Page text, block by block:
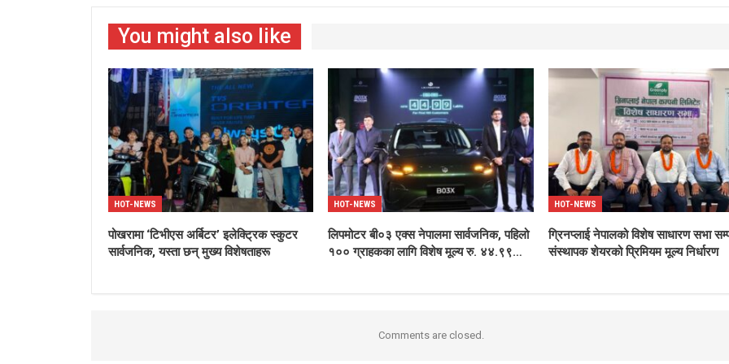
You might also like
HOT-NEWS
पोखरामा ‘टिभीएस अर्बिटर’ इलेक्ट्रिक स्कुटर
सार्वजनिक, यस्ता छन् मुख्य विशेषताहरू
HOT-NEWS
लिपमोटर बी०३ एक्स नेपालमा सार्वजनिक, पहिलो
१०० ग्राहकका लागि विशेष मूल्य रु. ४४.९९…
HOT-NEWS
ग्रिनप्लाई नेपालको विशेष साधारण सभा
संस्थापक शेयरको प्रिमियम मूल्य निर्धारण
Comments are closed.